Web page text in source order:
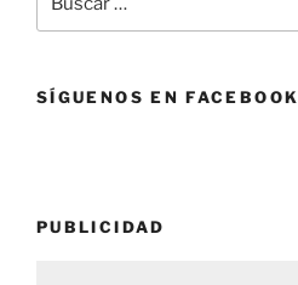
por:
SÍGUENOS EN FACEBOOK
PUBLICIDAD